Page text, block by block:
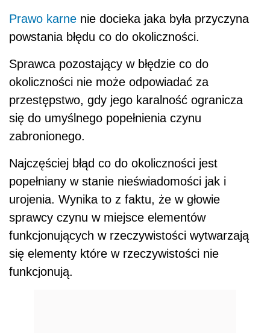
Prawo karne nie docieka jaka była przyczyna
powstania błędu co do okoliczności.
Sprawca pozostający w błędzie co do
okoliczności nie może odpowiadać za
przestępstwo, gdy jego karalność ogranicza
się do umyślnego popełnienia czynu
zabronionego.
Najczęściej błąd co do okoliczności jest
popełniany w stanie nieświadomości jak i
urojenia. Wynika to z faktu, że w głowie
sprawcy czynu w miejsce elementów
funkcjonujących w rzeczywistości wytwarzają
się elementy które w rzeczywistości nie
funkcjonują.